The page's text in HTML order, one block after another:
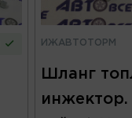
ИЖАВТОТОРМ
Шланг
инжектор.